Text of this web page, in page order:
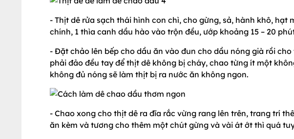
- Thịt dê rửa sạch thái hình con chì, cho gừng, sả, hành khô, hạt
chính, 1 thìa canh dầu hào vào trộn đều, ướp khoảng 15 – 20
- Đặt chảo lên bếp cho dầu ăn vào đun cho dầu nóng già rồi
phải đảo đều tay để thịt dê không bị cháy, chao từng ít một
không đủ nóng sẽ làm thịt bị ra nước ăn không ngon.
- Chao xong cho thịt dê ra đĩa rắc vừng rang lên trên, trang trí
ăn kèm và tương cho thêm một chút gừng và vài át ớt thì quá